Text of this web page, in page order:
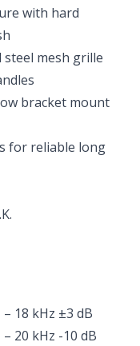
with hard
mesh grille
bracket mount
for reliable long
– 18 kHz ±3 dB
– 20 kHz -10 dB